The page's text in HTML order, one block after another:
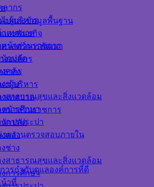
ากร
ะผู้บริหาร
เทศบาล
น้าส่วนราชการ
นักปลัด
คลัง
ช่าง
งสาธารณสุขและสิ่งแวดล้อม
งการศึกษา
การประปา
วยงานตรวจสอบภายใน
ารกำกับดูแลองค์การที่ดี
น้าที่
ไปและข้อมูลพื้นฐาน
ละพันธกิจ
าสตร์การพัฒนา
งองค์กร
ลากร
ะผู้บริหาร
เทศบาล
หน้าส่วนราชการ
นักปลัด
คลัง
ช่าง
งสาธารณสุขและสิ่งแวดล้อม
การศึกษา
26 ธันวาคม 2025
ยูน
ข่าวประชาสัมพันธ์
1 ดาวน์โหลด